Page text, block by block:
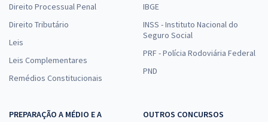
Direito Processual Penal
Direito Tributário
Leis
Leis Complementares
Remédios Constitucionais
IBGE
INSS - Instituto Nacional do
Seguro Social
PRF - Polícia Rodoviária Federal
PND
PREPARAÇÃO A MÉDIO E A
OUTROS CONCURSOS